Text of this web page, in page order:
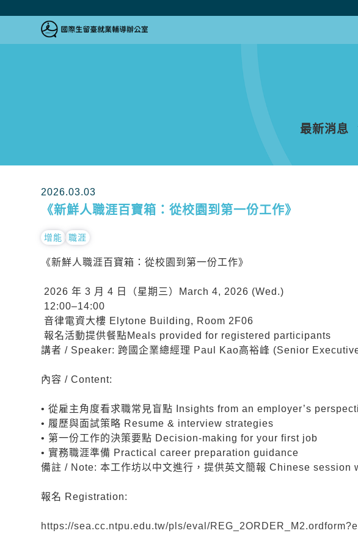
最新消息
2026.03.03
《新鮮人職涯百寶箱：從校園到第一份工作》
增能 職涯
《新鮮人職涯百寶箱：從校園到第一份工作》
2026 年 3 月 4 日（星期三）March 4, 2026 (Wed.)
12:00–14:00
音律電資大樓 Elytone Building, Room 2F06
報名活動提供餐點Meals provided for registered participants
講者 / Speaker: 跨國企業總經理 Paul Kao高裕峰 (Senior
內容 / Content:
• 從雇主角度看求職常見盲點 Insights from an employer’s
• 履歷與面試策略 Resume & interview strategies
• 第一份工作的決策要點 Decision-making for your first job
• 實務職涯準備 Practical career preparation guidance
備註 / Note: 本工作坊以中文進行，提供英文簡報 Chinese
報名 Registration:
https://sea.cc.ntpu.edu.tw/pls/eval/